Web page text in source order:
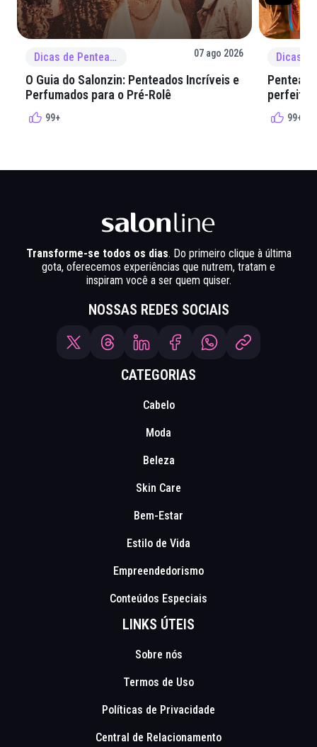
Dicas de Penteado 07 ago 2026
O Guia do Salonzin: Penteados Incríveis e
Perfumados para o Pré-Rolê
99+
perfeita
99+
Transforme-se todos os dias. Do primeiro clique à última
gota, oferecemos experiências que nutrem, tratam e
inspiram você a ser quem quiser.
NOSSAS REDES SOCIAIS
CATEGORIAS
Cabelo
Moda
Beleza
Skin Care
Bem-Estar
Estilo de Vida
Empreendedorismo
Conteúdos Especiais
LINKS ÚTEIS
Sobre nós
Termos de Uso
Políticas de Privacidade
Central de Relacionamento